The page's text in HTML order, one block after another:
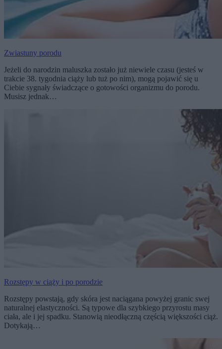
Zwiastuny porodu
Jeżeli do narodzin maluszka zostało już niewiele czasu (jesteś w
trakcie 38. tygodnia ciąży lub tuż po nim), mogą pojawić się u
Ciebie sygnały świadczące o gotowości organizmu do porodu.
Musisz jednak…
Rozstępy w ciąży i po porodzie
Rozstępy powstają, gdy skóra jest naciągana powyżej granic swej
naturalnej elastyczności. Są typowe dla szybkiego przyrostu masy
ciała, ale i jej spadku. Stanowią nieodłączną częścią większości ciąż.
Dotykają…